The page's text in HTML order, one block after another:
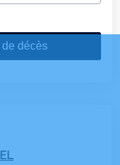
décès